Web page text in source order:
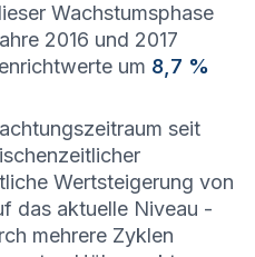
Wachstumsphase
2016 und 2017
um 8,7 %
seit
Wertsteigerung von
das aktuelle Niveau -
mehrere Zyklen